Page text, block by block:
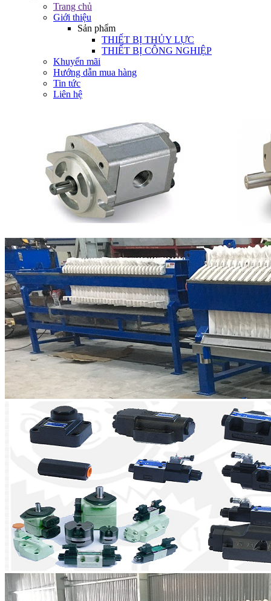
Trang chủ
Giới thiệu
Sản phẩm
THIẾT BỊ THỦY LỰC
THIẾT BỊ CÔNG NGHIỆP
Khuyến mãi
Hướng dẫn mua hàng
Tin tức
Liên hệ